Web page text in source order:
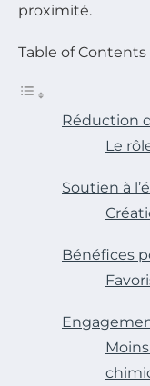
proximité.
Table of Contents
Réduction
Le
Soutien à
Bénéfices